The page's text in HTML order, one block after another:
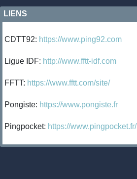
LIENS
CDTT92: https://www.ping92.com
Ligue IDF: http://www.fftt-idf.com
FFTT: https://www.fftt.com/site/
Pongiste: https://www.pongiste.fr
Pingpocket: https://www.pingpocket.fr/